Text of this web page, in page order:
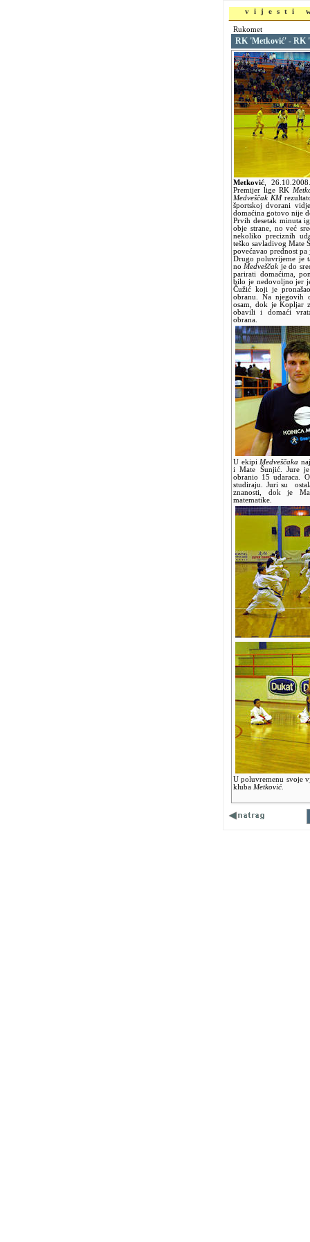
vijesti
Rukomet
RK 'Metković' - RK
Metković ,
Premijer lige RK
Medveščak KM
športskoj dvorani
domaćina gotovo nije
Prvih desetak minuta
obje strane, no već
nekoliko preciznih
teško savladivog Mate
povećavao prednost
Drugo poluvrijeme je
no Medveščak je do
parirati domaćima,
bilo je nedovoljno jer
Čužić koji je
obranu. Na njegovih
osam, dok je Kopljar
obavili i domaći
obrana.
U ekipi Medveščaka
i Mate Šunjić. Jure
obranio 15 udaraca.
studiraju. Juri su
znanosti, dok je
matematike.
U poluvremenu svoje
kluba Metković.